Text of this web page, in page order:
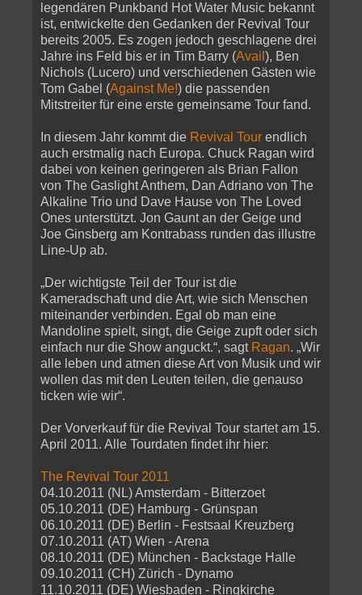
legendären Punkband Hot Water Music bekannt
ist, entwickelte den Gedanken der Revival Tour
bereits 2005. Es zogen jedoch geschlagene drei
Jahre ins Feld bis er in Tim Barry (Avail ), Ben
Nichols (Lucero) und verschiedenen Gästen wie
Tom Gabel (Against Me!) die passenden
Mitstreiter für eine erste gemeinsame Tour fand.
In diesem Jahr kommt die Revival Tour endlich
auch erstmalig nach Europa. Chuck Ragan wird
dabei von keinen geringeren als Brian Fallon
von The Gaslight Anthem, Dan Adriano von The
Alkaline Trio und Dave Hause von The Loved
Ones unterstützt. Jon Gaunt an der Geige und
Joe Ginsberg am Kontrabass runden das illustre
Line-Up ab.
„Der wichtigste Teil der Tour ist die
Kameradschaft und die Art, wie sich Menschen
miteinander verbinden. Egal ob man eine
Mandoline spielt, singt, die Geige zupft oder sich
einfach nur die Show anguckt.“, sagt Ragan. „Wir
alle leben und atmen diese Art von Musik und wir
wollen das mit den Leuten teilen, die genauso
ticken wie wir“.
Der Vorverkauf für die Revival Tour startet am 15.
April 2011. Alle Tourdaten findet ihr hier:
The Revival Tour 2011
04.10.2011 (NL) Amsterdam - Bitterzoet
05.10.2011 (DE) Hamburg - Grünspan
06.10.2011 (DE) Berlin - Festsaal Kreuzberg
07.10.2011 (AT) Wien - Arena
08.10.2011 (DE) München - Backstage Halle
09.10.2011 (CH) Zürich - Dynamo
11.10.2011 (DE) Wiesbaden - Ringkirche